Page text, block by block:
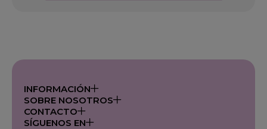
INFORMACIÓN
SOBRE NOSOTROS
CONTACTO
SÍGUENOS EN